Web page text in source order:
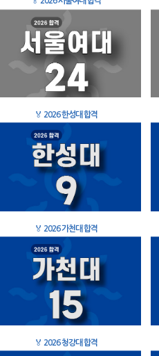
🏅 2026 한성대 합격
🏅 2026 가천대 합격
🏅 2026 청강대 합격